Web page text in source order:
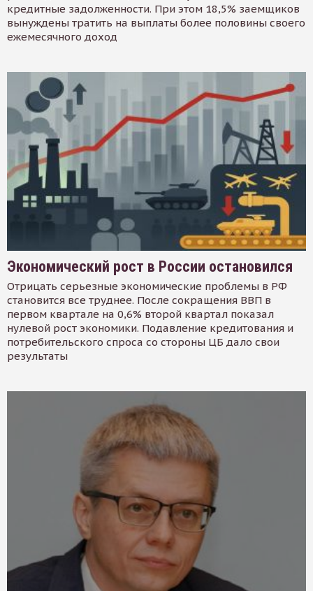
кредитные задолженности. При этом 18,5% заемщиков
вынуждены тратить на выплаты более половины своего
ежемесячного доход
Экономический рост в России остановился
Отрицать серьезные экономические проблемы в РФ
становится все труднее. После сокращения ВВП в
первом квартале на 0,6% второй квартал показал
нулевой рост экономики. Подавление кредитования и
потребительского спроса со стороны ЦБ дало свои
результаты